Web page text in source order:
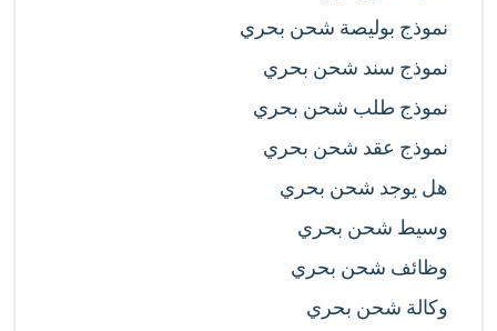
نموذج بوليصة شحن بحري
نموذج سند شحن بحري
نموذج طلب شحن بحري
نموذج عقد شحن بحري
هل يوجد شحن بحري
وسيط شحن بحري
وظائف شحن بحري
وكالة شحن بحري